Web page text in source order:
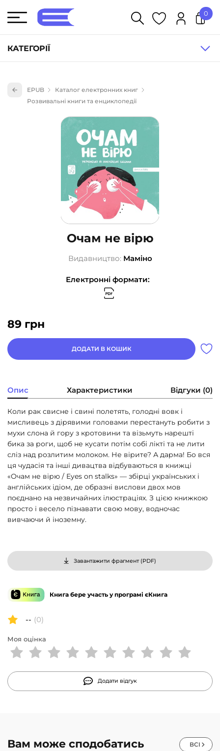
КАТЕГОРІЇ
Книги для дітей (836)
Науково-популярна література (1015)
Навчальна література та посібники (527)
Енциклопедії, довідники, словники (55)
Подарункові сертифікати (1)
0
EPUB
Каталог електронних книг
Розвивальні книги та енциклопедії
Очам не вірю
Видавництво: Маміно
Електронні формати:
89 грн
ДОДАТИ В КОШИК
Опис Характеристики Відгуки (0)
Коли рак свисне і свині полетять, голодні вовк і
мисливець з дірявими головами перестануть робити з
мухи слона й гору з кротовини та візьмуть нарешті
бика за роги, щоб не кусати потім собі лікті та не лити
сліз над розлитим молоком. Не вірите? А дарма! Бо вся
ця чудасія та інші дивацтва відбуваються в книжці
«Очам не вірю / Eyes on stalks» — збірці українських і
англійських ідіом, де образні вислови двох мов
поєднано на незвичайних ілюстраціях. З цією книжкою
просто і весело пізнавати свою мову, водночас
вивчаючи й іноземну.
Завантажити фрагмент (PDF)
Книга бере участь у програмі єКнига
-- (0)
Моя оцінка
Додати відгук
Вам може сподобатись ВСІ